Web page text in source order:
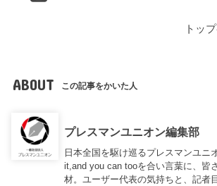
トッ
ABOUT この記事をかいた人
プレスマンユニオン編集部
日本全国を駆け巡るプレスマンユニ
it,and you can tooを合い言葉に、皆
材。ユーザー代表の気持ちと、記者